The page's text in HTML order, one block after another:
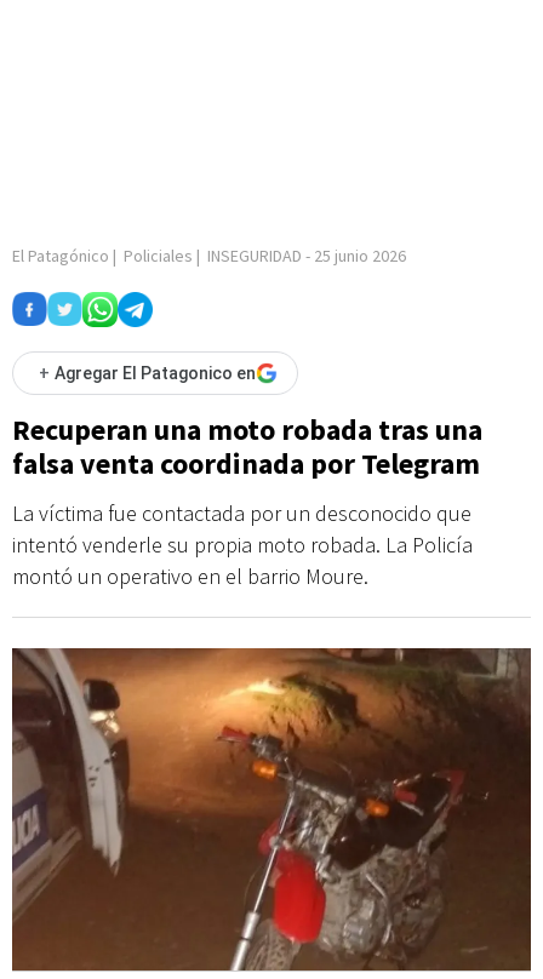
El Patagónico | Policiales | INSEGURIDAD - 25 junio 2026
+ Agregar El Patagonico en
Recuperan una moto robada tras una
falsa venta coordinada por Telegram
La víctima fue contactada por un desconocido que
intentó venderle su propia moto robada. La Policía
montó un operativo en el barrio Moure.